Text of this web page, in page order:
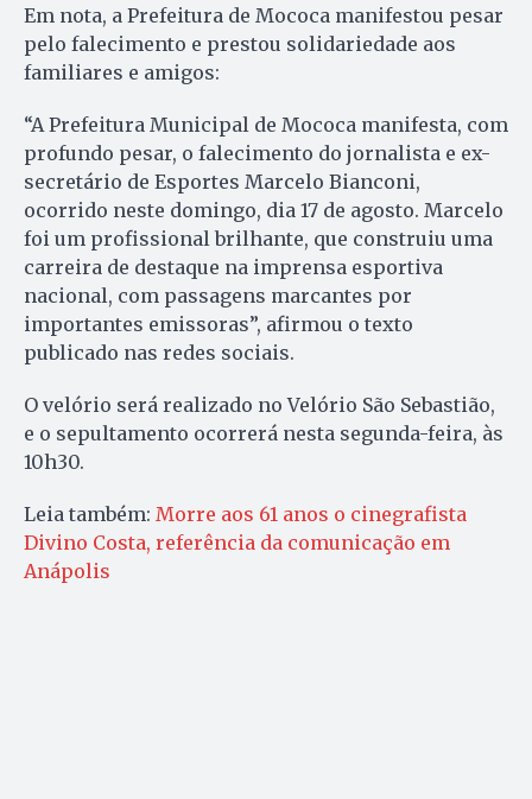
Em nota, a Prefeitura de Mococa manifestou pesar
pelo falecimento e prestou solidariedade aos
familiares e amigos:
“A Prefeitura Municipal de Mococa manifesta, com
profundo pesar, o falecimento do jornalista e ex-
secretário de Esportes Marcelo Bianconi,
ocorrido neste domingo, dia 17 de agosto. Marcelo
foi um profissional brilhante, que construiu uma
carreira de destaque na imprensa esportiva
nacional, com passagens marcantes por
importantes emissoras”, afirmou o texto
publicado nas redes sociais.
O velório será realizado no Velório São Sebastião,
e o sepultamento ocorrerá nesta segunda-feira, às
10h30.
Leia também: Morre aos 61 anos o cinegrafista
Divino Costa, referência da comunicação em
Anápolis